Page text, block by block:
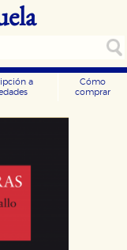
a
Cómo
comprar